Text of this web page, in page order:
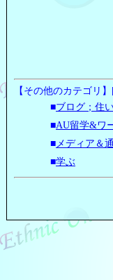
【その他のカテゴリ】
■ブログ；住
■AU留学&ワ
■メディア＆
■学ぶ